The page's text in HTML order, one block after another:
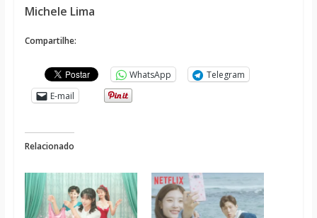
Michele Lima
Compartilhe:
WhatsApp
Telegram
E-mail
Relacionado